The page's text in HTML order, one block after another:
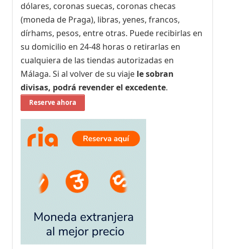
dólares, coronas suecas, coronas checas
(moneda de Praga), libras, yenes, francos,
dírhams, pesos, entre otras. Puede recibirlas en
su domicilio en 24-48 horas o retirarlas en
cualquiera de las tiendas autorizadas en
Málaga. Si al volver de su viaje le sobran
divisas, podrá revender el excedente.
Reserve ahora